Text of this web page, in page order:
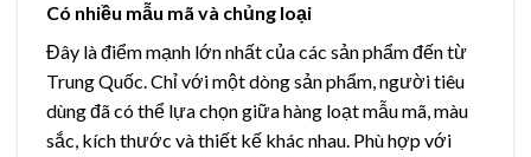
Có nhiều mẫu mã và chủng loại
Đây là điểm mạnh lớn nhất của các sản phẩm đến từ
Trung Quốc. Chỉ với một dòng sản phẩm, người tiêu
dùng đã có thể lựa chọn giữa hàng loạt mẫu mã, màu
sắc, kích thước và thiết kế khác nhau. Phù hợp với